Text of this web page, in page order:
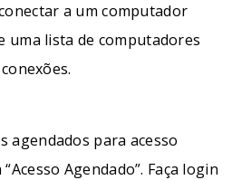
a um computador
uma lista de computadores
agendados para acesso
Agendado”. Faça login